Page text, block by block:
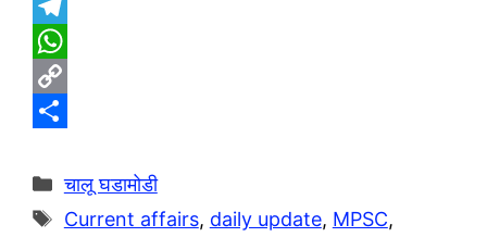
T
e
g
r
W
h
t
s
C
p
y
h
a
Categories
चालू घडामोडी
Tags
Current affairs, daily update, MPSC,